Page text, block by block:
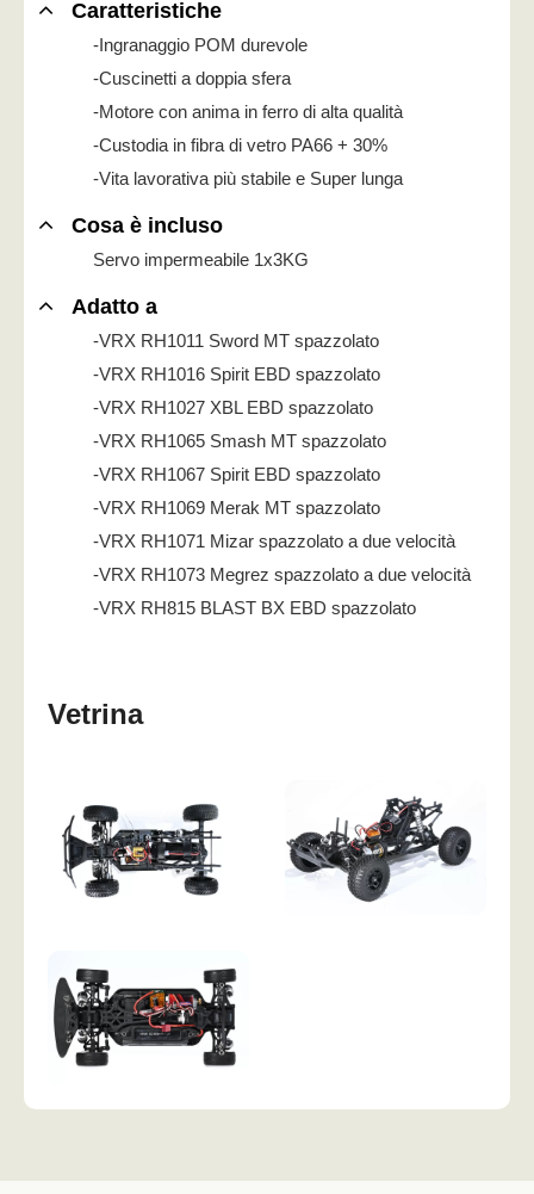
Caratteristiche
-Ingranaggio POM durevole
-Cuscinetti a doppia sfera
-Motore con anima in ferro di alta qualità
-Custodia in fibra di vetro PA66 + 30%
-Vita lavorativa più stabile e Super lunga
Cosa è incluso
Servo impermeabile 1x3KG
Adatto a
-VRX RH1011 Sword MT spazzolato
-VRX RH1016 Spirit EBD spazzolato
-VRX RH1027 XBL EBD spazzolato
-VRX RH1065 Smash MT spazzolato
-VRX RH1067 Spirit EBD spazzolato
-VRX RH1069 Merak MT spazzolato
-VRX RH1071 Mizar spazzolato a due velocità
-VRX RH1073 Megrez spazzolato a due velocità
-VRX RH815 BLAST BX EBD spazzolato
Vetrina